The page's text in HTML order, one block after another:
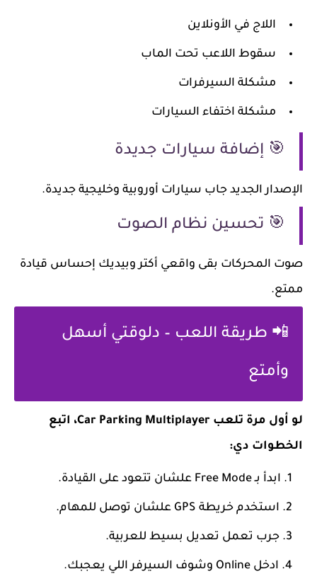
اللاج في الأونلاين
سقوط اللاعب تحت الماب
مشكلة السيرفرات
مشكلة اختفاء السيارات
🎯 إضافة سيارات جديدة
الإصدار الجديد جاب سيارات أوروبية وخليجية جديدة.
🎯 تحسين نظام الصوت
صوت المحركات بقى واقعي أكتر وبيديك إحساس قيادة
ممتع.
📲 طريقة اللعب – دلوقتي أسهل
وأمتع
لو أول مرة تلعب Car Parking Multiplayer، اتبع
الخطوات دي:
ابدأ بـ Free Mode علشان تتعود على القيادة.
استخدم خريطة GPS علشان توصل للمهام.
جرب تعمل تعديل بسيط للعربية.
ادخل Online وشوف السيرفر اللي يعجبك.